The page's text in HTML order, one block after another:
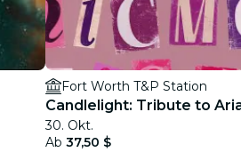
Fort Worth T&P Station
Candlelight: Tribute to
30. Okt.
Ab 37,50 $